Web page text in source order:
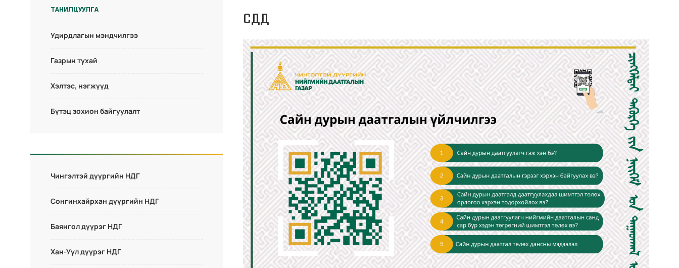
ТАНИЛЦУУЛГА
Удирдлагын мэндчилгээ
Газрын тухай
Хэлтэс, нэгжүүд
Бүтэц зохион байгуулалт
Чингэлтэй дүүргийн НДГ
Сонгинхайрхан дүүргийн НДГ
Баянгол дүүрэг НДГ
Хан-Уул дүүрэг НДГ
СДД